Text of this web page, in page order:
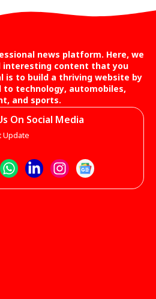
news platform. Here, we
interesting content that you
is to build a thriving website by
to technology, automobiles,
and sports.
On Social Media
Update